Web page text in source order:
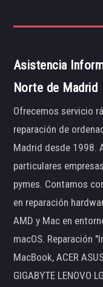
Asistencia
Norte de Madrid
Ofrecemos servicio
reparación de
Madrid desde 1998.
particulares
pymes. Contamos
en reparación
AMD y Mac en
macOS. Reparación
MacBook, ACER
GIGABYTE LENOVO